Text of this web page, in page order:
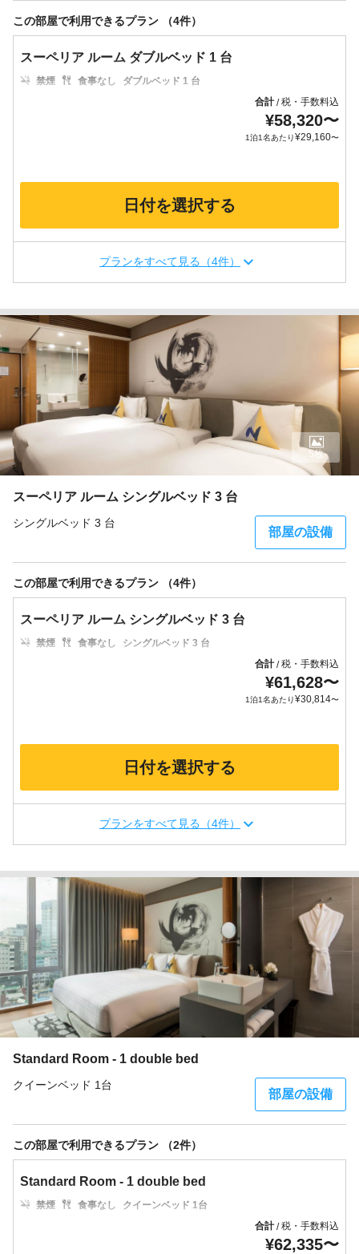
この部屋で利用できるプラン （4件）
スーペリア ルーム ダブルベッド 1 台
禁煙 食事なし
ダブルベッド 1 台
合計/税・手数料込
¥58,320〜
1泊1名あたり¥29,160〜
日付を選択する
プランをすべて見る（4件）
スーペリア ルーム シングルベッド 3 台
シングルベッド 3 台
部屋の設備
5枚
この部屋で利用できるプラン （4件）
スーペリア ルーム シングルベッド 3 台
禁煙 食事なし
シングルベッド 3 台
合計/税・手数料込
¥61,628〜
1泊1名あたり¥30,814〜
日付を選択する
プランをすべて見る（4件）
Standard Room - 1 double bed
クイーンベッド 1台
部屋の設備
この部屋で利用できるプラン （2件）
Standard Room - 1 double bed
禁煙 食事なし
クイーンベッド 1台
合計/税・手数料込
¥62,335〜